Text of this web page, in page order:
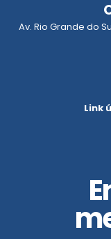
Av. Rio Grande do
Link